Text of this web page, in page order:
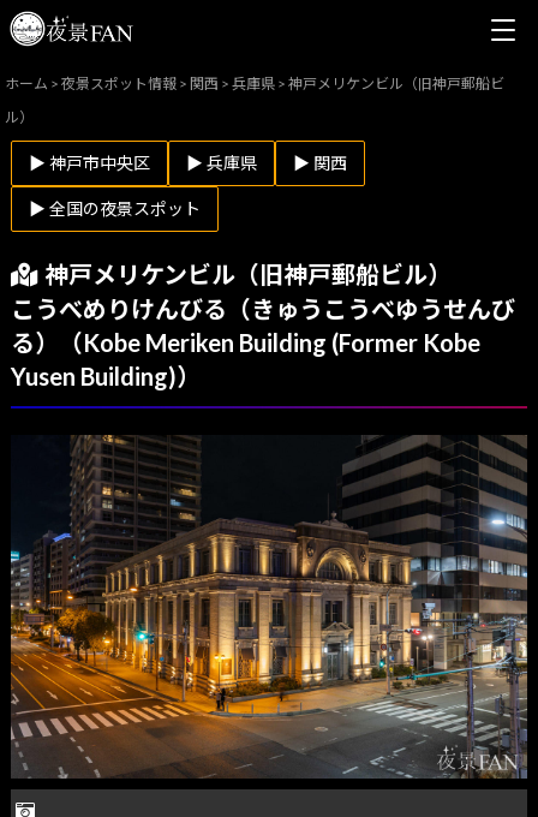
ホーム >夜景スポット情報 > 関西 >兵庫県 >神戸メリケンビル（旧神戸郵船ビ
ル）
▶ 神戸市中央区 ▶ 兵庫県 ▶ 関西
▶ 全国の夜景スポット
神戸メリケンビル（旧神戸郵船ビル）
こうべめりけんびる（きゅうこうべゆうせんび
る）（Kobe Meriken Building (Former Kobe
Yusen Building)）